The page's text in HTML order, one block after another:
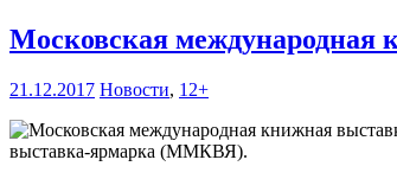
Московская международная
21.12.2017 Новости, 12+
выставка-ярмарка (ММКВЯ).